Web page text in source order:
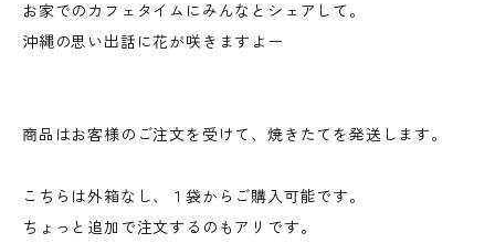
お家でのカフェタイムにみんなとシェアして。
沖縄の思い出話に花が咲きますよー
商品はお客様のご注文を受けて、焼きたてを発送します。
こちらは外箱なし、１袋からご購入可能です。
ちょっと追加で注文するのもアリです。